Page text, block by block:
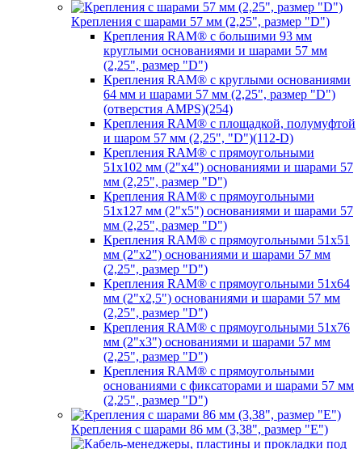
Крепления с шарами 57 мм (2,25", размер "D")
Крепления RAM® с большими 93 мм
круглыми основаниями и шарами 57 мм
(2,25", размер "D")
Крепления RAM® с круглыми основаниями
64 мм и шарами 57 мм (2,25", размер "D")
(отверстия AMPS)(254)
Крепления RAM® с площадкой, полумуфтой
и шаром 57 мм (2,25", "D")(112-D)
Крепления RAM® с прямоугольными
51х102 мм (2"х4") основаниями и шарами 57
мм (2,25", размер "D")
Крепления RAM® с прямоугольными
51х127 мм (2"х5") основаниями и шарами 57
мм (2,25", размер "D")
Крепления RAM® с прямоугольными 51х51
мм (2"х2") основаниями и шарами 57 мм
(2,25", размер "D")
Крепления RAM® с прямоугольными 51х64
мм (2"х2,5") основаниями и шарами 57 мм
(2,25", размер "D")
Крепления RAM® с прямоугольными 51х76
мм (2"х3") основаниями и шарами 57 мм
(2,25", размер "D")
Крепления RAM® с прямоугольными
основаниями с фиксаторами и шарами 57 мм
(2,25", размер "D")
Крепления с шарами 86 мм (3,38", размер "E")